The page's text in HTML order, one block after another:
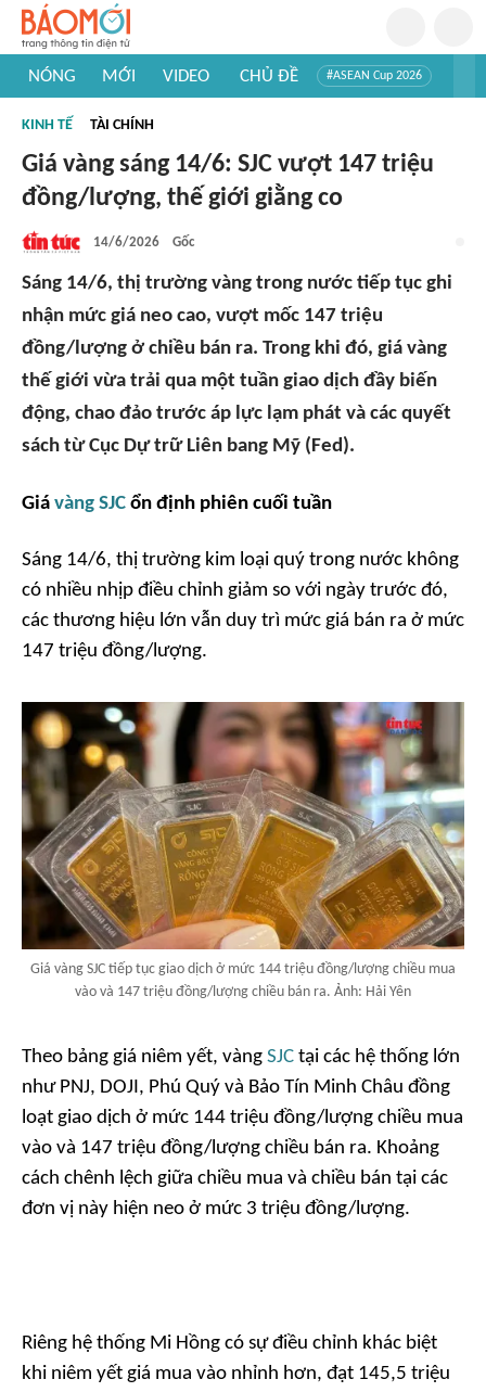
NÓNG MỚI VIDEO CHỦ ĐỀ #ASEAN Cup 2026
#Khám phá thế giới
KINH TẾ TÀI CHÍNH
Giá vàng sáng 14/6: SJC vượt 147 triệu
đồng/lượng, thế giới giằng co
14/6/2026 Gốc
Sáng 14/6, thị trường vàng trong nước tiếp tục ghi
nhận mức giá neo cao, vượt mốc 147 triệu
đồng/lượng ở chiều bán ra. Trong khi đó, giá vàng
thế giới vừa trải qua một tuần giao dịch đầy biến
động, chao đảo trước áp lực lạm phát và các quyết
sách từ Cục Dự trữ Liên bang Mỹ (Fed).
Giá vàng SJC ổn định phiên cuối tuần
Sáng 14/6, thị trường kim loại quý trong nước không
có nhiều nhịp điều chỉnh giảm so với ngày trước đó,
các thương hiệu lớn vẫn duy trì mức giá bán ra ở mức
147 triệu đồng/lượng.
Giá vàng SJC tiếp tục giao dịch ở mức 144 triệu đồng/lượng chiều mua
vào và 147 triệu đồng/lượng chiều bán ra. Ảnh: Hải Yên
Theo bảng giá niêm yết, vàng SJC tại các hệ thống lớn
như PNJ, DOJI, Phú Quý và Bảo Tín Minh Châu đồng
loạt giao dịch ở mức 144 triệu đồng/lượng chiều mua
vào và 147 triệu đồng/lượng chiều bán ra. Khoảng
cách chênh lệch giữa chiều mua và chiều bán tại các
đơn vị này hiện neo ở mức 3 triệu đồng/lượng.
Riêng hệ thống Mi Hồng có sự điều chỉnh khác biệt
khi niêm yết giá mua vào nhỉnh hơn, đạt 145,5 triệu